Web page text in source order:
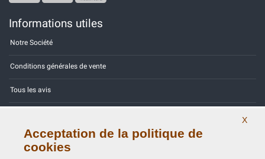
Informations utiles
Notre Société
Conditions générales de vente
Tous les avis
Contactez-nous
X
Acceptation de la politique de
cookies